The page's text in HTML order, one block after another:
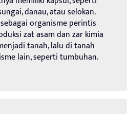
danau, atau selokan.
organisme perintis
zat asam dan zar kimia
tanah, lalu di tanah
lain, seperti tumbuhan.